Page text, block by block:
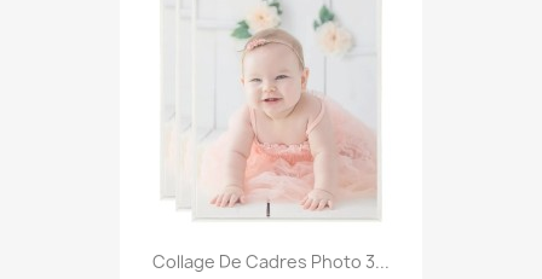
Collage De Cadres Photo 3...